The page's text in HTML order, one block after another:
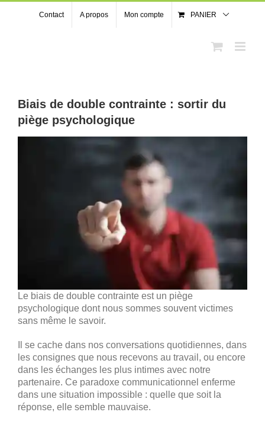
Contact A propos Mon compte PANIER
Biais de double contrainte : sortir du
piège psychologique
Le biais de double contrainte est un piège
psychologique dont nous sommes souvent victimes
sans même le savoir.
Il se cache dans nos conversations quotidiennes, dans
les consignes que nous recevons au travail, ou encore
dans les échanges les plus intimes avec notre
partenaire. Ce paradoxe communicationnel enferme
dans une situation impossible : quelle que soit la
réponse, elle semble mauvaise.